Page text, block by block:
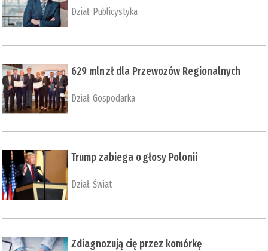
Dział: Publicystyka
629 mln zł dla Przewozów Regionalnych
Dział:Gospodarka
Trump zabiega o głosy Polonii
Dział:Świat
Zdiagnozują cię przez komórkę